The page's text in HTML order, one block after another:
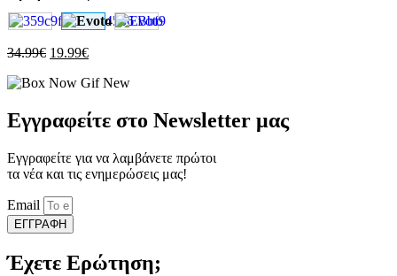
παραλλαγές.
Οι
επιλογές
μπορούν
επιλεγούν
σελίδα
του
34.99€ Original
was:
19.99€Η
τιμή
19.99€.
Εγγραφείτε στο Newsletter μας
Εγγραφείτε για να λαμβάνετε πρώτοι
τα νέα και τις ενημερώσεις μας!
Email
ΕΓΓΡΑΦΗ
Έχετε Ερώτηση;